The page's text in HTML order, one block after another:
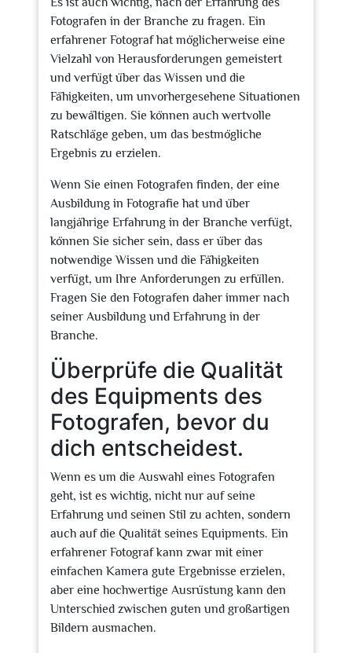
Fotografen in der Branche zu fragen. Ein
erfahrener Fotograf hat möglicherweise eine
Vielzahl von Herausforderungen gemeistert
und verfügt über das Wissen und die
Fähigkeiten, um unvorhergesehene Situationen
zu bewältigen. Sie können auch wertvolle
Ratschläge geben, um das bestmögliche
Ergebnis zu erzielen.
Wenn Sie einen Fotografen finden, der eine
Ausbildung in Fotografie hat und über
langjährige Erfahrung in der Branche verfügt,
können Sie sicher sein, dass er über das
notwendige Wissen und die Fähigkeiten
verfügt, um Ihre Anforderungen zu erfüllen.
Fragen Sie den Fotografen daher immer nach
seiner Ausbildung und Erfahrung in der
Branche.
Überprüfe die Qualität
des Equipments des
Fotografen, bevor du
dich entscheidest.
Wenn es um die Auswahl eines Fotografen
geht, ist es wichtig, nicht nur auf seine
Erfahrung und seinen Stil zu achten, sondern
auch auf die Qualität seines Equipments. Ein
erfahrener Fotograf kann zwar mit einer
einfachen Kamera gute Ergebnisse erzielen,
aber eine hochwertige Ausrüstung kann den
Unterschied zwischen guten und großartigen
Bildern ausmachen.